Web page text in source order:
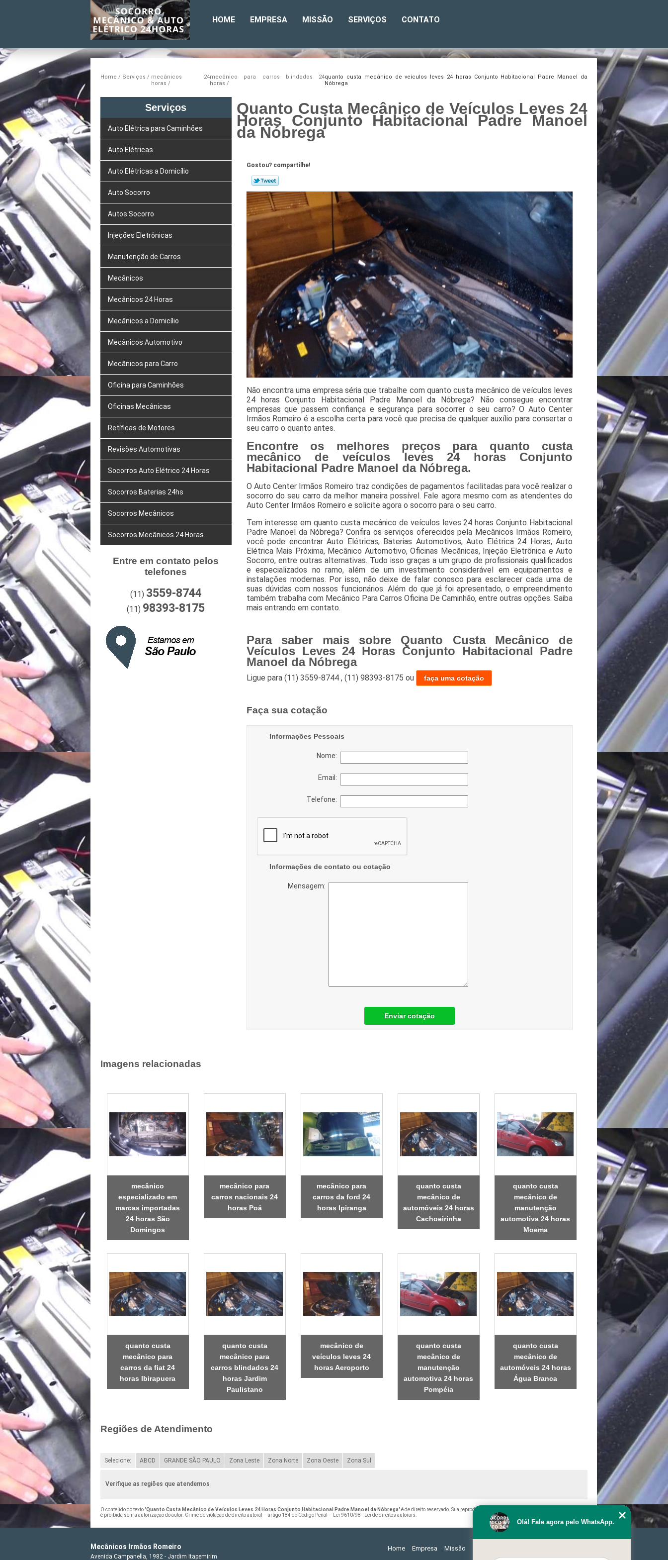
HOME EMPRESA MISSÃO SERVIÇOS CONTATO
Home Serviços
mecânicos 24
horas
mecânico para carros blindados 24
horas
quanto custa mecânico de veículos leves 24 horas Conjunto Habitacional Padre Manoel da
Nóbrega
Serviços
Auto Elétrica para Caminhões
Auto Elétricas
Auto Elétricas a Domicílio
Auto Socorro
Autos Socorro
Injeções Eletrônicas
Manutenção de Carros
Mecânicos
Mecânicos 24 Horas
Mecânicos a Domicílio
Mecânicos Automotivo
Mecânicos para Carro
Oficina para Caminhões
Oficinas Mecânicas
Retíficas de Motores
Revisões Automotivas
Socorros Auto Elétrico 24 Horas
Socorros Baterias 24hs
Socorros Mecânicos
Socorros Mecânicos 24 Horas
Entre em contato pelos
telefones
(11) 3559-8744
(11) 98393-8175
Quanto Custa Mecânico de Veículos Leves 24
Horas Conjunto Habitacional Padre Manoel
da Nóbrega
Gostou? compartilhe!
Não encontra uma empresa séria que trabalhe com quanto custa mecânico de veículos leves
24 horas Conjunto Habitacional Padre Manoel da Nóbrega? Não consegue encontrar
empresas que passem confiança e segurança para socorrer o seu carro? O Auto Center
Irmãos Romeiro é a escolha certa para você que precisa de qualquer auxílio para consertar o
seu carro o quanto antes.
Encontre os melhores preços para quanto custa
mecânico de veículos leves 24 horas Conjunto
Habitacional Padre Manoel da Nóbrega.
O Auto Center Irmãos Romeiro traz condições de pagamentos facilitadas para você realizar o
socorro do seu carro da melhor maneira possível. Fale agora mesmo com as atendentes do
Auto Center Irmãos Romeiro e solicite agora o socorro para o seu carro.
Tem interesse em quanto custa mecânico de veículos leves 24 horas Conjunto Habitacional
Padre Manoel da Nóbrega? Confira os serviços oferecidos pela Mecânicos Irmãos Romeiro,
você pode encontrar Auto Elétricas, Baterias Automotivos, Auto Elétrica 24 Horas, Auto
Elétrica Mais Próxima, Mecânico Automotivo, Oficinas Mecânicas, Injeção Eletrônica e Auto
Socorro, entre outras alternativas. Tudo isso graças a um grupo de profissionais qualificados
e especializados no ramo, além de um investimento considerável em equipamentos e
instalações modernas. Por isso, não deixe de falar conosco para esclarecer cada uma de
suas dúvidas com nossos funcionários. Além do que já foi apresentado, o empreendimento
também trabalha com Mecânico Para Carros Oficina De Caminhão, entre outras opções. Saiba
mais entrando em contato.
Para saber mais sobre Quanto Custa Mecânico de
Veículos Leves 24 Horas Conjunto Habitacional Padre
Manoel da Nóbrega
Ligue para (11) 3559-8744 , (11) 98393-8175 ou faça uma cotação
Faça sua cotação
Informações Pessoais
Nome:
Email:
Telefone:
Informações de contato ou cotação
Mensagem:
Enviar cotação
Imagens relacionadas
mecânico
especializado em
marcas importadas
24 horas São
Domingos
mecânico para
carros nacionais 24
horas Poá
mecânico para
carros da ford 24
horas Ipiranga
quanto custa
mecânico de
automóveis 24 horas
Cachoeirinha
quanto custa
mecânico de
manutenção
automotiva 24 horas
Moema
quanto custa
mecânico para
carros da fiat 24
horas Ibirapuera
quanto custa
mecânico para
carros blindados 24
horas Jardim
Paulistano
mecânico de
veículos leves 24
horas Aeroporto
quanto custa
mecânico de
manutenção
automotiva 24 horas
Pompéia
quanto custa
mecânico de
automóveis 24 horas
Água Branca
Regiões de Atendimento
Selecione: ABCD GRANDE SÃO PAULO Zona Leste Zona Norte Zona Oeste Zona Sul
Verifique as regiões que atendemos
O conteúdo do texto "Quanto Custa Mecânico de Veículos Leves 24 Horas Conjunto Habitacional Padre Manoel da Nóbrega" é de direito reservado. Sua reprodução, parcial ou total, mesmo citando nossos links,
é proibida sem a autorização do autor. Crime de violação de direito autoral – artigo 184 do Código Penal – Lei 9610/98 - Lei de direitos autorais.
Mecânicos Irmãos Romeiro
Avenida Campanella, 1982 - Jardim Itapemirim
Home Empresa Missão
Olá! Fale agora pelo WhatsApp.